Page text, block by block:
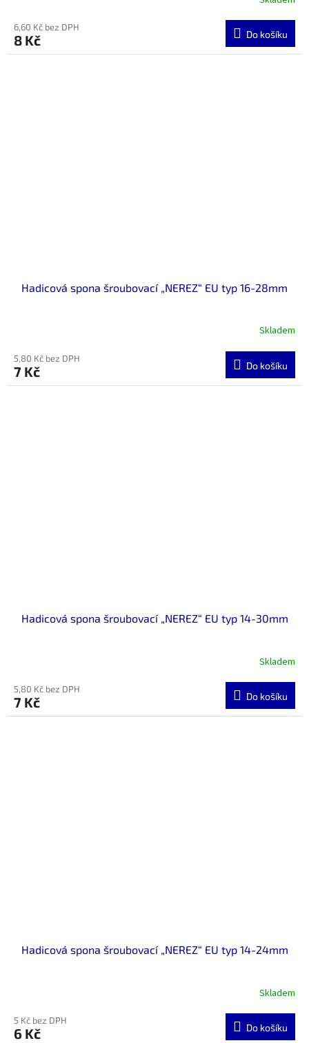
6,60 Kč bez DPH
8 Kč Do košíku
Hadicová spona šroubovací „NEREZ“ EU typ 16-28mm
Skladem
5,80 Kč bez DPH
7 Kč Do košíku
Hadicová spona šroubovací „NEREZ“ EU typ 14-30mm
Skladem
5,80 Kč bez DPH
7 Kč Do košíku
Hadicová spona šroubovací „NEREZ“ EU typ 14-24mm
Skladem
5 Kč bez DPH
6 Kč Do košíku